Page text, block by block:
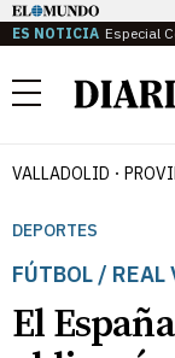
ES NOTICIA Especial
Menú
VALLADOLID
DEPORTES
FÚTBOL / REAL
El